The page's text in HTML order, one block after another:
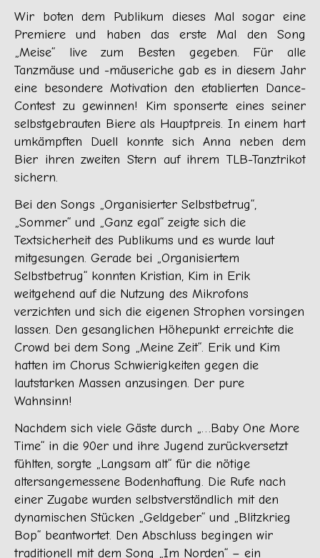
Wir boten dem Publikum dieses Mal sogar eine
Premiere und haben das erste Mal den Song
„Meise“ live zum Besten gegeben. Für alle
Tanzmäuse und -mäuseriche gab es in diesem Jahr
eine besondere Motivation den etablierten Dance-
Contest zu gewinnen! Kim sponserte eines seiner
selbstgebrauten Biere als Hauptpreis. In einem hart
umkämpften Duell konnte sich Anna neben dem
Bier ihren zweiten Stern auf ihrem TLB-Tanztrikot
sichern.
Bei den Songs „Organisierter Selbstbetrug“,
„Sommer“ und „Ganz egal“ zeigte sich die
Textsicherheit des Publikums und es wurde laut
mitgesungen. Gerade bei „Organisiertem
Selbstbetrug“ konnten Kristian, Kim in Erik
weitgehend auf die Nutzung des Mikrofons
verzichten und sich die eigenen Strophen vorsingen
lassen. Den gesanglichen Höhepunkt erreichte die
Crowd bei dem Song „Meine Zeit“. Erik und Kim
hatten im Chorus Schwierigkeiten gegen die
lautstarken Massen anzusingen. Der pure
Wahnsinn!
Nachdem sich viele Gäste durch „…Baby One More
Time“ in die 90er und ihre Jugend zurückversetzt
fühlten, sorgte „Langsam alt“ für die nötige
altersangemessene Bodenhaftung. Die Rufe nach
einer Zugabe wurden selbstverständlich mit den
dynamischen Stücken „Geldgeber“ und „Blitzkrieg
Bop“ beantwortet. Den Abschluss begingen wir
traditionell mit dem Song „Im Norden“ – ein